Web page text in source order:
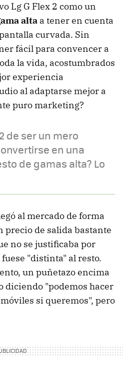
Lg G Flex 2 como un
alta a tener en cuenta
curvada. Sin
fácil para convencer a
la vida, acostumbrados
experiencia
al adaptarse mejor a
puro marketing?
de ser un mero
en una
de gamas alta? Lo
al mercado de forma
precio de salida bastante
no se justificaba por
"distinta" al resto.
un puñetazo encima
diciendo "podemos hacer
si queremos", pero